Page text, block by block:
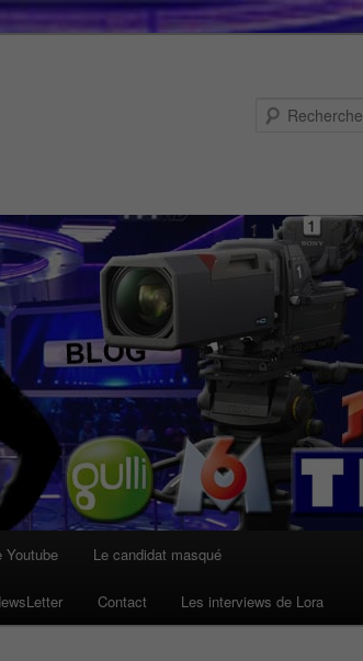
Youtube Le candidat masqué
Contact Les interviews de Lora